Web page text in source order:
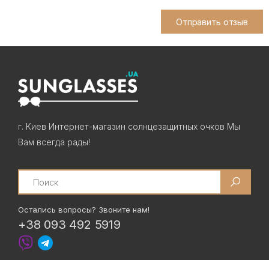
Отправить отзыв
г. Киев Интернет-магазин солнцезащитных очков Мы
Вам всегда рады!
Search
Остались вопросы? Звоните нам!
+38 093 492 5919